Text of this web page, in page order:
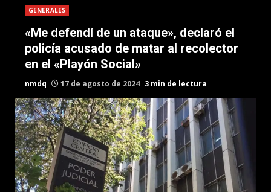
GENERALES
«Me defendí de un ataque», declaró el
policía acusado de matar al recolector
en el «Playón Social»
nmdq 17 de agosto de 2024 3 min de lectura